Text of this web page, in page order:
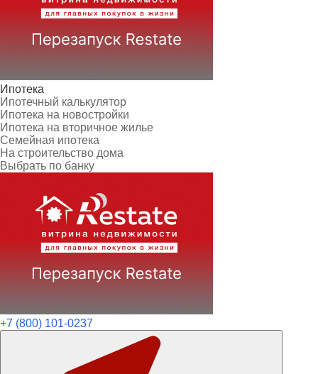
Ипотека
Ипотечный калькулятор
Ипотека на новостройки
Ипотека на вторичное жилье
Семейная ипотека
На строительство дома
Выбрать по банку
+7 (800) 101-0237